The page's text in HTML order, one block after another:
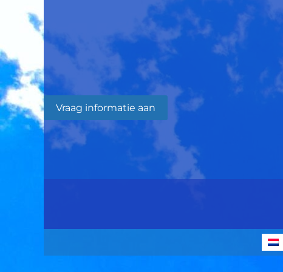
Vraag informatie aan